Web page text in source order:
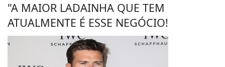
"A MAIOR LADAINHA QUE TEM
ATUALMENTE É ESSE NEGÓCIO!